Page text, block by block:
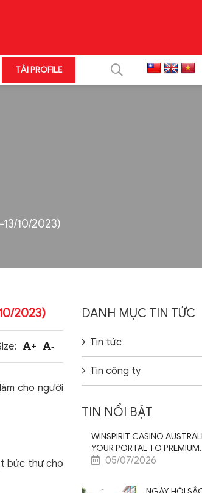
TẢI PROFILE
10/2023)
2023)
+ -
cho người
bức thư cho
DANH MỤC TIN TỨC
Tin tức
Tin công ty
TIN NỔI BẬT
WINSPIRIT CASINO
YOUR PORTAL TO PREMIUM
ENTERTAINMENT EXPERIENCE
05/07/2026